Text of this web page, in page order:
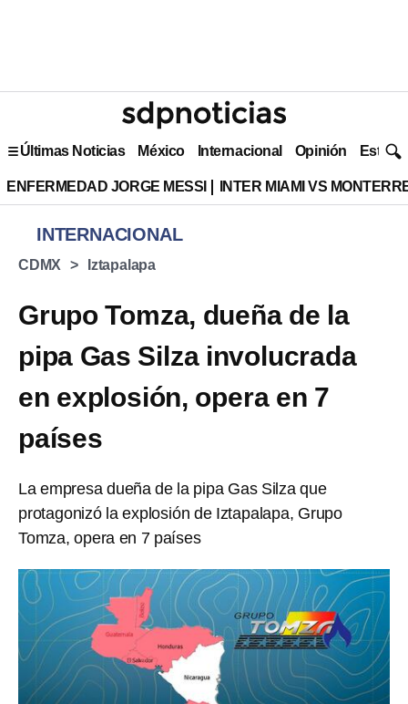
Últimas Noticias México Internacional Opinión Estilo
ENFERMEDAD JORGE MESSI INTER MIAMI VS
INTERNACIONAL
CDMX Iztapalapa
Grupo Tomza, dueña de la
pipa Gas Silza involucrada
en explosión, opera en 7
países
La empresa dueña de la pipa Gas Silza que
protagonizó la explosión de Iztapalapa, Grupo
Tomza, opera en 7 países